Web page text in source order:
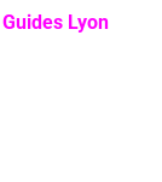
Lyon